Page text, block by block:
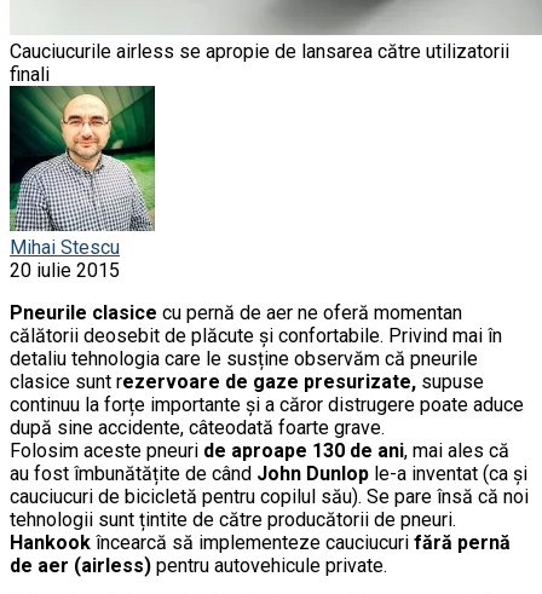
Cauciucurile airless se apropie de lansarea către utilizatorii
finali
Mihai Stescu
20 iulie 2015
Pneurile clasice cu pernă de aer ne oferă momentan
călătorii deosebit de plăcute și confortabile. Privind mai în
detaliu tehnologia care le susține observăm că pneurile
clasice sunt rezervoare de gaze presurizate, supuse
continuu la forțe importante și a căror distrugere poate aduce
după sine accidente, câteodată foarte grave.
Folosim aceste pneuri de aproape 130 de ani, mai ales că
au fost îmbunătățite de când John Dunlop le-a inventat (ca și
cauciucuri de bicicletă pentru copilul său). Se pare însă că noi
tehnologii sunt țintite de către producătorii de pneuri.
Hankook încearcă să implementeze cauciucuri fără pernă
de aer (airless) pentru autovehicule private.